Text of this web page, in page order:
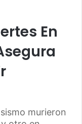
En
murieron